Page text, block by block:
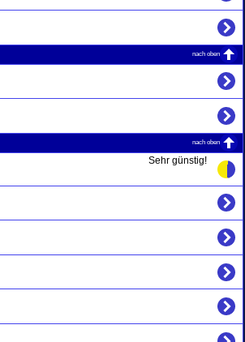
nach oben
nach oben
Sehr günstig!